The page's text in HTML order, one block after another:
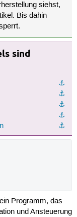
siehst,
Bis dahin
sind
⚓︎
⚓︎
⚓︎
⚓︎
⚓︎
Programm, das
und Ansteuerung